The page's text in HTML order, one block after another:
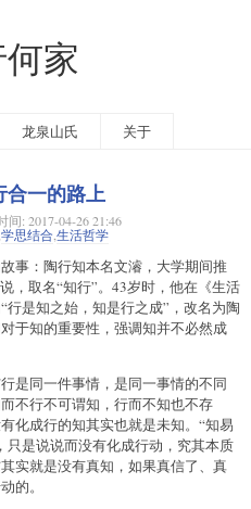
家
龙泉山氏 关于
合一的路上
间: 2017-04-26 21:46
学思结合 生活哲学
事：陶行知本名文濬，大学期间推
，取名“知行”。43岁时，他在《生活
是知之始，知是行之成”，改名为陶
于知的重要性，强调知并不必然成
是同一件事情，是同一事情的不同
不行不可谓知，行而不知也不存
化成行的知其实也就是未知。“知易
是说说而没有化成行动，究其本质
实就是没有真知，如果真信了、真
的。